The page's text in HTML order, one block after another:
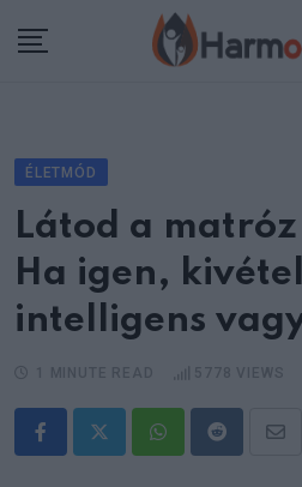
ÉLETMÓD
Látod a
Ha igen,
intelligens
WhatsappReddit